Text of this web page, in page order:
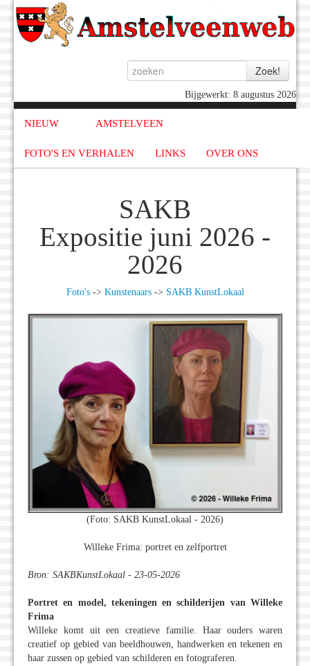
Bijgewerkt: 8 augustus 2026
NIEUW AMSTELVEEN
FOTO'S EN VERHALEN LINKS OVER ONS
SAKB
Expositie juni 2026 -
2026
Foto's-> Kunstenaars-> SAKB KunstLokaal
(Foto: SAKB KunstLokaal - 2026)
Willeke Frima: portret en zelfportret
Bron: SAKBKunstLokaal - 23-05-2026
Portret en model, tekeningen en schilderijen van Willeke
Frima
Willeke komt uit een creatieve familie. Haar ouders waren
creatief op gebied van beeldhouwen, handwerken en tekenen en
haar zussen op gebied van schilderen en fotograferen.